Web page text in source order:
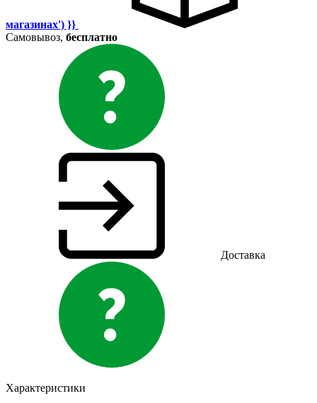
магазинах') }}
Самовывоз, бесплатно
Доставка
Характеристики